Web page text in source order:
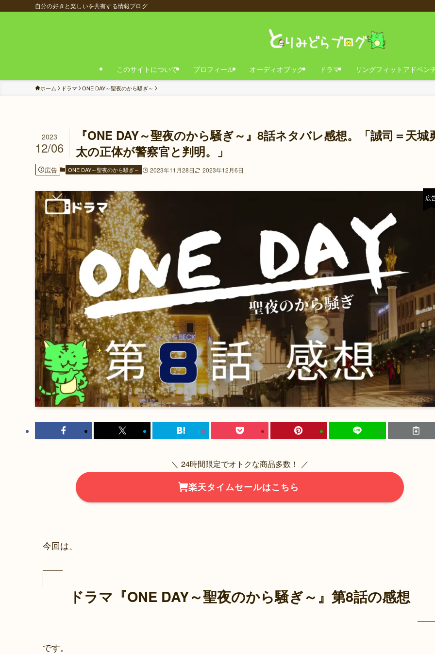
自分の好きと楽しいを共有する情報ブログ
このサイトについて プロフィール オーディオブック ドラマ リングフィットアドベン
ホーム ドラマ ONE DAY～聖夜のから騒ぎ～
『ONE DAY～聖夜のから騒ぎ～』8話ネタバレ感想。「誠司＝天城
太の正体が警察官と判明。」
2023
12/06
広告 ONE DAY～聖夜のから騒ぎ～ 2023年11月28日 2023年12月6日
＼ 24時間限定でオトクな商品多数！ ／
楽天タイムセールはこちら
今回は、
ドラマ『ONE DAY～聖夜のから騒ぎ～』第8話の感想
です。